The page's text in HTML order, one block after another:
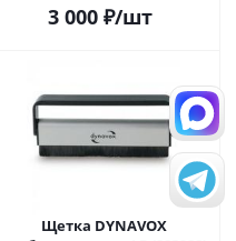
3 000₽/шт
Щетка DYNAVOX